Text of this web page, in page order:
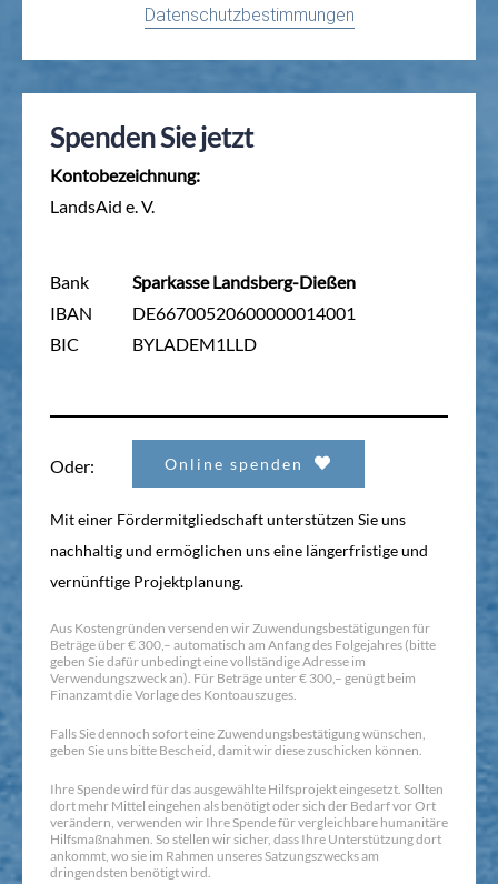
Datenschutzbestimmungen
Spenden Sie jetzt
Kontobezeichnung:
LandsAid e. V.
Bank
IBAN
BIC
Sparkasse Landsberg-Dießen
DE66700520600000014001
BYLADEM1LLD
Oder: Online spenden
Mit einer Fördermitgliedschaft unterstützen Sie uns
nachhaltig und ermöglichen uns eine längerfristige und
vernünftige Projektplanung.
Aus Kostengründen versenden wir Zuwendungsbestätigungen für
Beträge über € 300,– automatisch am Anfang des Folgejahres (bitte
geben Sie dafür unbedingt eine vollständige Adresse im
Verwendungszweck an). Für Beträge unter € 300,– genügt beim
Finanzamt die Vorlage des Kontoauszuges.
Falls Sie dennoch sofort eine Zuwendungsbestätigung wünschen,
geben Sie uns bitte Bescheid, damit wir diese zuschicken können.
Ihre Spende wird für das ausgewählte Hilfsprojekt eingesetzt. Sollten
dort mehr Mittel eingehen als benötigt oder sich der Bedarf vor Ort
verändern, verwenden wir Ihre Spende für vergleichbare humanitäre
Hilfsmaßnahmen. So stellen wir sicher, dass Ihre Unterstützung dort
ankommt, wo sie im Rahmen unseres Satzungszwecks am
dringendsten benötigt wird.